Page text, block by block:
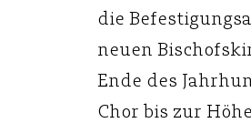
die
neuen
Ende des
Chor bis zur